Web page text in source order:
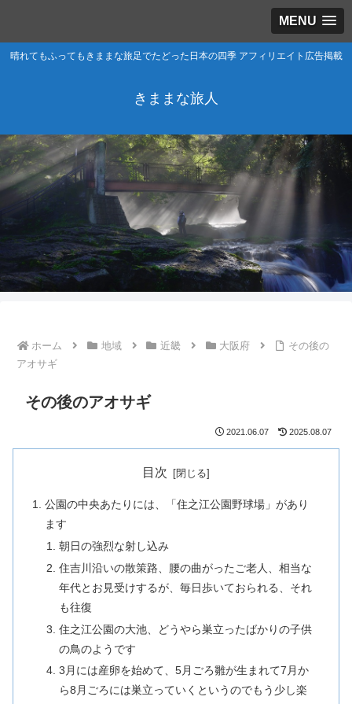
MENU
晴れてもふってもきままな旅足でたどった日本の四季 アフィリエイト広告掲載
きままな旅人
ホーム 地域 近畿 大阪府
その後の
アオサギ
その後のアオサギ
2021.06.07 2025.08.07
目次
公園の中央あたりには、「住之江公園野球場」があり
ます
朝日の強烈な射し込み
住吉川沿いの散策路、腰の曲がったご老人、相当な
年代とお見受けするが、毎日歩いておられる、それ
も往復
住之江公園の大池、どうやら巣立ったばかりの子供
の鳥のようです
3月には産卵を始めて、5月ごろ雛が生まれて7月か
ら8月ごろには巣立っていくというのでもう少し楽